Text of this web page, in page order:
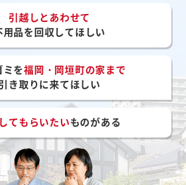
引越しとあわせて
用品を回収してほしい
ミを福岡・岡垣町の家まで
き取りに来てほしい
てもらいたいものがある